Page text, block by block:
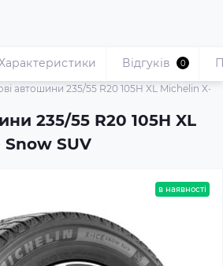
автошини 235/55 R20 105H XL Michelin X-
235/55 R20 105H XL
SUV
Характеристики Відгуків 0
в наявності